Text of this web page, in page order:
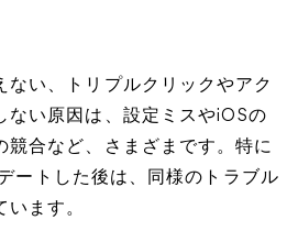
ない、トリプルクリックやアク
ない原因は、設定ミスやiOSの
競合など、さまざまです。特に
ートした後は、同様のトラブル
ます。